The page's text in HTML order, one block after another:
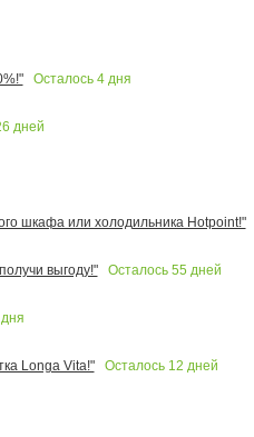
Осталось 4дня
дней
шкафа или холодильника Hotpoint!"
выгоду!" Осталось 55 дней
Longa Vita!" Осталось 12 дней